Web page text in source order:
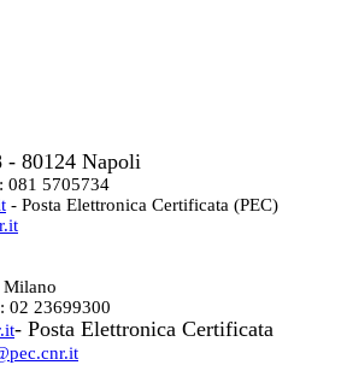
- 80124 Napoli
081 5705734
- Posta Elettronica Certificata (PEC)
Milano
02 23699300
- Posta Elettronica Certificata